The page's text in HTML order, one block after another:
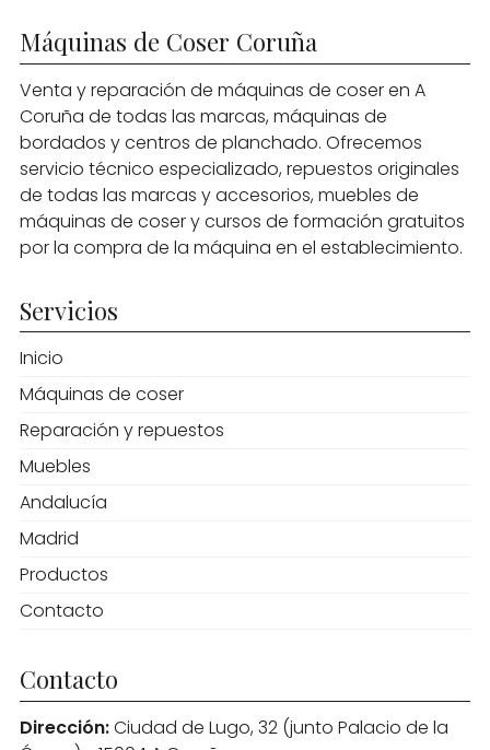
Máquinas de Coser Coruña
Venta y reparación de máquinas de coser en A
Coruña de todas las marcas, máquinas de
bordados y centros de planchado. Ofrecemos
servicio técnico especializado, repuestos originales
de todas las marcas y accesorios, muebles de
máquinas de coser y cursos de formación gratuitos
por la compra de la máquina en el establecimiento.
Servicios
Inicio
Máquinas de coser
Reparación y repuestos
Muebles
Andalucía
Madrid
Productos
Contacto
Contacto
Dirección:Ciudad de Lugo, 32 (junto Palacio de la